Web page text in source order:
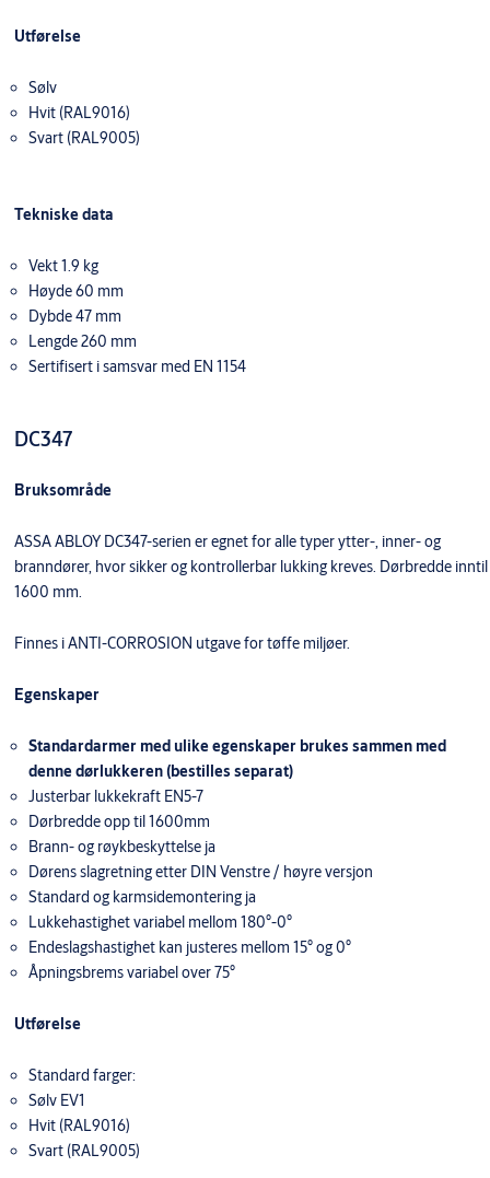
Utførelse
Sølv
Hvit (RAL9016)
Svart (RAL9005)
Tekniske data
Vekt 1.9 kg
Høyde 60 mm
Dybde 47 mm
Lengde 260 mm
Sertifisert i samsvar med EN 1154
DC347
Bruksområde
ASSA ABLOY DC347-serien er egnet for alle typer ytter-, inner- og
branndører, hvor sikker og kontrollerbar lukking kreves. Dørbredde inntil
1600 mm.
Finnes i ANTI-CORROSION utgave for tøffe miljøer.
Egenskaper
Standardarmer med ulike egenskaper brukes sammen med
denne dørlukkeren (bestilles separat)
Justerbar lukkekraft EN5-7
Dørbredde opp til 1600mm
Brann- og røykbeskyttelse ja
Dørens slagretning etter DIN Venstre / høyre versjon
Standard og karmsidemontering ja
Lukkehastighet variabel mellom 180°-0°
Endeslagshastighet kan justeres mellom 15° og 0°
Åpningsbrems variabel over 75°
Utførelse
Standard farger:
Sølv EV1
Hvit (RAL9016)
Svart (RAL9005)